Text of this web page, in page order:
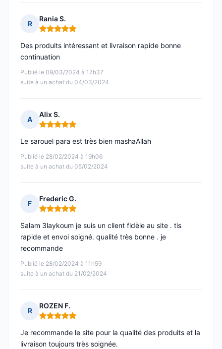
R
Rania S.
Note : 5 sur 5
Publié le 09/03/2024 à 17h37
suite à un achat du 04/03/2024
Des produits intéressant et livraison rapide bonne
continuation
A
Alix S.
Note : 5 sur 5
Publié le 28/02/2024 à 19h06
suite à un achat du 05/02/2024
Le sarouel para est très bien mashaAllah
F
Frederic G.
Note : 5 sur 5
Publié le 28/02/2024 à 11h59
suite à un achat du 21/02/2024
Salam 3laykoum je suis un client fidèle au site . tis
rapide et envoi soigné. qualité très bonne . je
recommande
R
ROZEN F.
Note : 5 sur 5
Je recommande le site pour la qualité des produits et la
livraison toujours très soignée.